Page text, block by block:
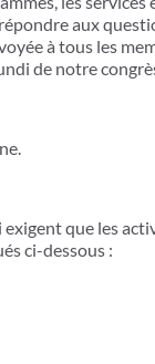
aux
à tous les
de notre
que les
ci-dessous :